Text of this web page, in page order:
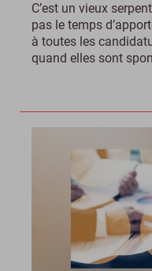
C’est un vieux
pas le temps
à toutes les
quand elles sont